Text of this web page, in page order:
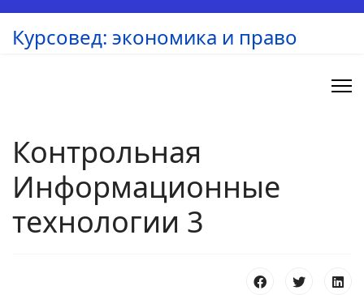
Курсовед: экономика и право
Контрольная
Информационные
технологии 3